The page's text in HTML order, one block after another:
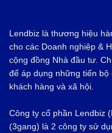
Lendbiz là thương hiệu
cho các Doanh nghiệp &
cộng đồng Nhà đầu tư.
để áp dụng những tiến
khách hàng và xã hội.
Công ty cổ phần Lendbiz
(3gang) là 2 công ty sử